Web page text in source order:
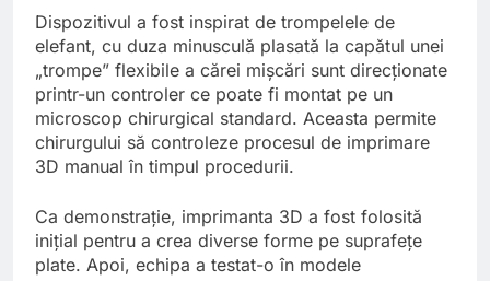
Dispozitivul a fost inspirat de trompelele de
elefant, cu duza minusculă plasată la capătul unei
„trompe” flexibile a cărei mișcări sunt direcționate
printr-un controler ce poate fi montat pe un
microscop chirurgical standard. Aceasta permite
chirurgului să controleze procesul de imprimare
3D manual în timpul procedurii.
Ca demonstrație, imprimanta 3D a fost folosită
inițial pentru a crea diverse forme pe suprafețe
plate. Apoi, echipa a testat-o în modele